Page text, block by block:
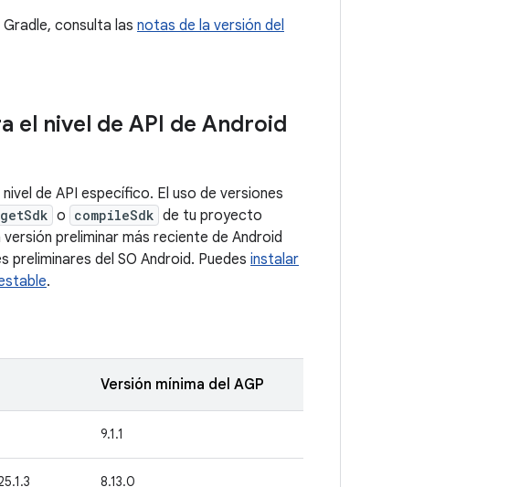
consulta las notas de la versión del
el nivel de API de Android
de API específico. El uso de versiones
o compileSdk de tu proyecto
preliminar más reciente de Android
del SO Android. Puedes instalar
.
Versión mínima del AGP
9.1.1
8.13.0